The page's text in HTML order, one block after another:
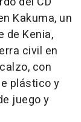
Kakuma, un
de Kenia,
civil en
con
plástico y
juego y